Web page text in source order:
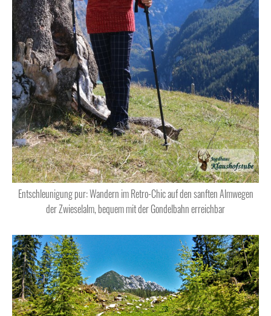
Entschleunigung pur: Wandern im Retro-Chic auf den sanften Almwegen
der Zwieselalm, bequem mit der Gondelbahn erreichbar